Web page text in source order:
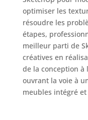
optimiser les
résoudre les
étapes,
meilleur parti de
créatives en
de la conception
ouvrant la voie à
meubles intégré et